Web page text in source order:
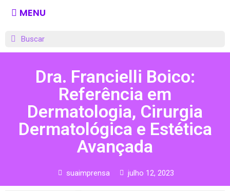
MENU
Dra. Francielli Boico:
Referência em
Dermatologia, Cirurgia
Dermatológica e Estética
Avançada
suaimprensa julho 12, 2023